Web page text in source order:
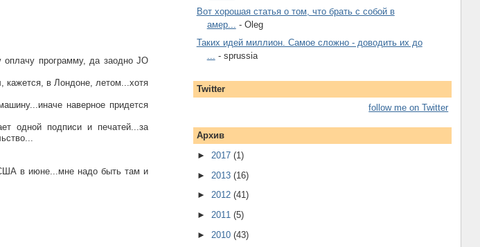
программу, да заодно JO
кажется, в Лондоне, летом...хотя
наверное придется
одной подписи и печатей...за
в июне...мне надо быть там и
Вот хорошая статья о том, что брать с собой в
амер... - Oleg
Таких идей миллион. Самое сложно - доводить их до
- sprussia
Twitter
follow me on Twitter
Архив
► 2017 (1)
► 2013 (16)
► 2012 (41)
► 2011 (5)
► 2010 (43)